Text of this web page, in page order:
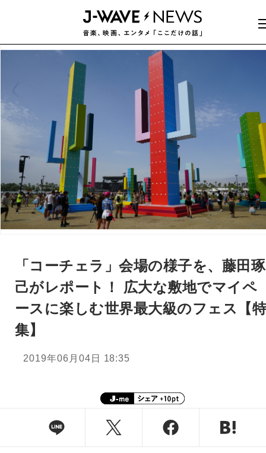
「コーチェラ」会場の様子を、藤田琢
己がレポート！ 広大な敷地でマイペ
ースに楽しむ世界最大級のフェス【
集】
2019年06月04日 18:35